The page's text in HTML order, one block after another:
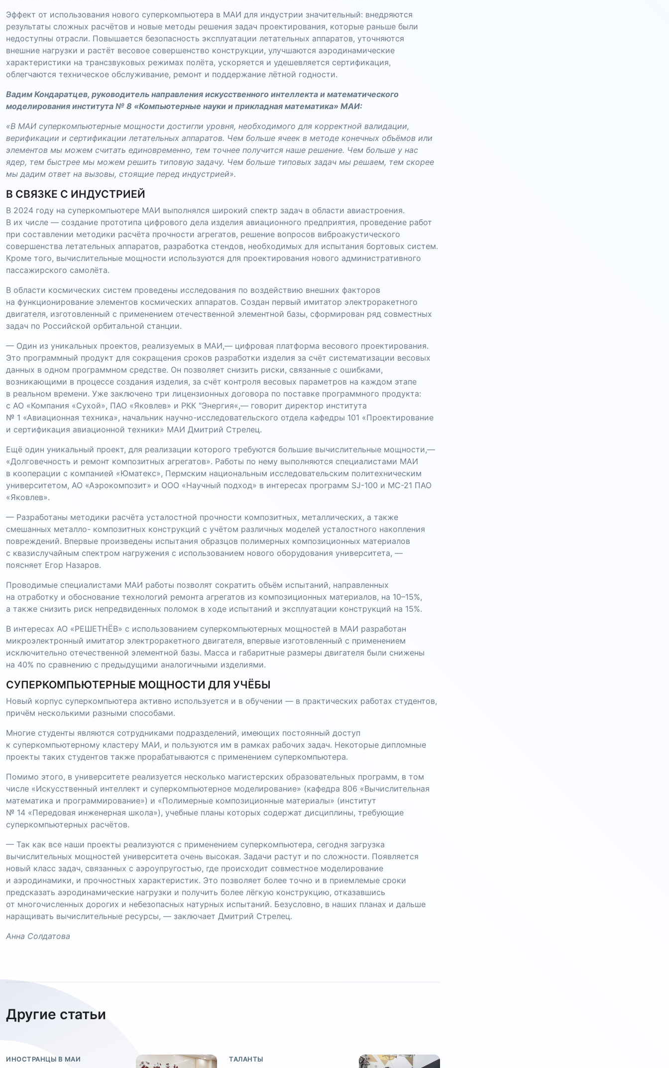
Эффект от использования нового суперкомпьютера в МАИ для индустрии значительный: внедряются
результаты сложных расчётов и новые методы решения задач проектирования, которые раньше были
недоступны отрасли. Повышается безопасность эксплуатации летательных аппаратов, уточняются
внешние нагрузки и растёт весовое совершенство конструкции, улучшаются аэродинамические
характеристики на трансзвуковых режимах полёта, ускоряется и удешевляется сертификация,
облегчаются техническое обслуживание, ремонт и поддержание лётной годности.
Вадим Кондаратцев, руководитель направления искусственного интеллекта и математического
моделирования института № 8 «Компьютерные науки и прикладная математика» МАИ:
«В МАИ суперкомпьютерные мощности достигли уровня, необходимого для корректной валидации,
верификации и сертификации летательных аппаратов. Чем больше ячеек в методе конечных объёмов или
элементов мы можем считать единовременно, тем точнее получится наше решение. Чем больше у нас
ядер, тем быстрее мы можем решить типовую задачу. Чем больше типовых задач мы решаем, тем скорее
мы дадим ответ на вызовы, стоящие перед индустрией».
В СВЯЗКЕ С ИНДУСТРИЕЙ
В 2024 году на суперкомпьютере МАИ выполнялся широкий спектр задач в области авиастроения.
В их числе — создание прототипа цифрового дела изделия авиационного предприятия, проведение работ
при составлении методики расчёта прочности агрегатов, решение вопросов виброакустического
совершенства летательных аппаратов, разработка стендов, необходимых для испытания бортовых систем.
Кроме того, вычислительные мощности используются для проектирования нового административного
пассажирского самолёта.
В области космических систем проведены исследования по воздействию внешних факторов
на функционирование элементов космических аппаратов. Создан первый имитатор электроракетного
двигателя, изготовленный с применением отечественной элементной базы, сформирован ряд совместных
задач по Российской орбитальной станции.
— Один из уникальных проектов, реализуемых в МАИ,— цифровая платформа весового проектирования.
Это программный продукт для сокращения сроков разработки изделия за счёт систематизации весовых
данных в одном программном средстве. Он позволяет снизить риски, связанные с ошибками,
возникающими в процессе создания изделия, за счёт контроля весовых параметров на каждом этапе
в реальном времени. Уже заключено три лицензионных договора по поставке программного продукта:
с АО «Компания «Сухой», ПАО «Яковлев» и РКК "Энергия«,— говорит директор института
№ 1 «Авиационная техника», начальник научно-исследовательского отдела кафедры 101 «Проектирование
и сертификация авиационной техники» МАИ Дмитрий Стрелец.
Ещё один уникальный проект, для реализации которого требуются большие вычислительные мощности,—
«Долговечность и ремонт композитных агрегатов». Работы по нему выполняются специалистами МАИ
в кооперации с компанией «Юматекс», Пермским национальным исследовательским политехническим
университетом, АО «Аэрокомпозит» и ООО «Научный подход» в интересах программ SJ-100 и МС-21 ПАО
«Яковлев».
— Разработаны методики расчёта усталостной прочности композитных, металлических, а также
смешанных металло- композитных конструкций с учётом различных моделей усталостного накопления
повреждений. Впервые произведены испытания образцов полимерных композиционных материалов
с квазислучайным спектром нагружения с использованием нового оборудования университета, —
поясняет Егор Назаров.
Проводимые специалистами МАИ работы позволят сократить объём испытаний, направленных
на отработку и обоснование технологий ремонта агрегатов из композиционных материалов, на 10–15%,
а также снизить риск непредвиденных поломок в ходе испытаний и эксплуатации конструкций на 15%.
В интересах АО «РЕШЕТНЁВ» с использованием суперкомпьютерных мощностей в МАИ разработан
микроэлектронный имитатор электроракетного двигателя, впервые изготовленный с применением
исключительно отечественной элементной базы. Масса и габаритные размеры двигателя были снижены
на 40% по сравнению с предыдущими аналогичными изделиями.
СУПЕРКОМПЬЮТЕРНЫЕ МОЩНОСТИ ДЛЯ УЧЁБЫ
Новый корпус суперкомпьютера активно используется и в обучении — в практических работах студентов,
причём несколькими разными способами.
Многие студенты являются сотрудниками подразделений, имеющих постоянный доступ
к суперкомпьютерному кластеру МАИ, и пользуются им в рамках рабочих задач. Некоторые дипломные
проекты таких студентов также прорабатываются с применением суперкомпьютера.
Помимо этого, в университете реализуется несколько магистерских образовательных программ, в том
числе «Искусственный интеллект и суперкомпьютерное моделирование» (кафедра 806 «Вычислительная
математика и программирование») и «Полимерные композиционные материалы» (институт
№ 14 «Передовая инженерная школа»), учебные планы которых содержат дисциплины, требующие
суперкомпьютерных расчётов.
— Так как все наши проекты реализуются с применением суперкомпьютера, сегодня загрузка
вычислительных мощностей университета очень высокая. Задачи растут и по сложности. Появляется
новый класс задач, связанных с аэроупругостью, где происходит совместное моделирование
и аэродинамики, и прочностных характеристик. Это позволяет более точно и в приемлемые сроки
предсказать аэродинамические нагрузки и получить более лёгкую конструкцию, отказавшись
от многочисленных дорогих и небезопасных натурных испытаний. Безусловно, в наших планах и дальше
наращивать вычислительные ресурсы, — заключает Дмитрий Стрелец.
Анна Солдатова
Другие статьи
ИНОСТРАНЦЫ В МАИ ТАЛАНТЫ